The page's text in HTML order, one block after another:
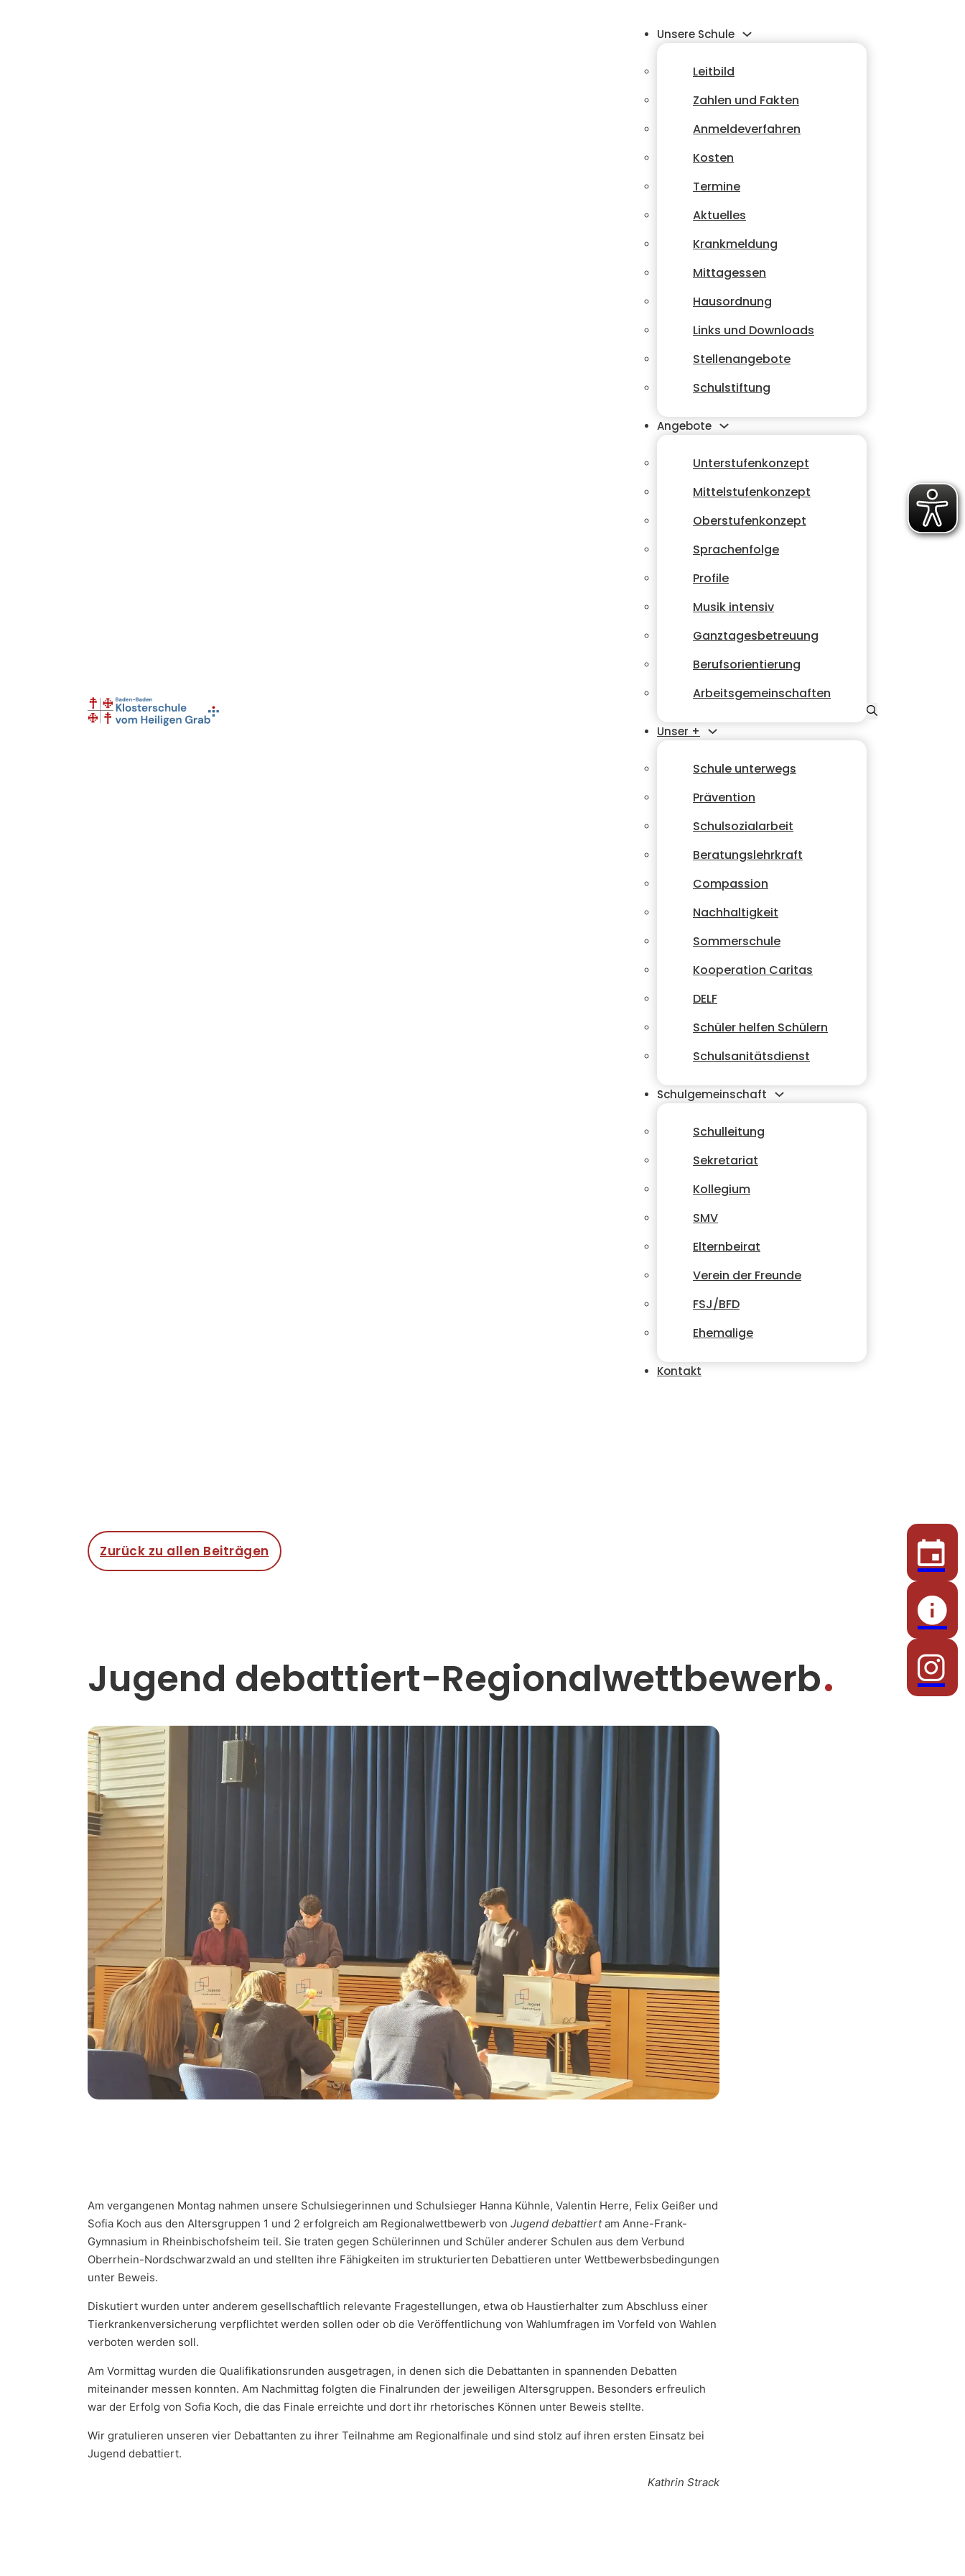
Unsere Schule
Leitbild
Zahlen und Fakten
Anmeldeverfahren
Kosten
Termine
Aktuelles
Krankmeldung
Mittagessen
Hausordnung
Links und Downloads
Stellenangebote
Schulstiftung
Angebote
Unterstufenkonzept
Mittelstufenkonzept
Oberstufenkonzept
Sprachenfolge
Profile
Musik intensiv
Ganztagesbetreuung
Berufsorientierung
Arbeitsgemeinschaften
Unser +
Schule unterwegs
Prävention
Schulsozialarbeit
Beratungslehrkraft
Compassion
Nachhaltigkeit
Sommerschule
Kooperation Caritas
DELF
Schüler helfen Schülern
Schulsanitätsdienst
Schulgemeinschaft
Schulleitung
Sekretariat
Kollegium
SMV
Elternbeirat
Verein der Freunde
FSJ/BFD
Ehemalige
Kontakt
Zurück zu allen Beiträgen
Jugend debattiert-Regionalwettbewerb
Am vergangenen Montag nahmen unsere Schulsiegerinnen und Schulsieger Hanna Kühnle, Valentin Herre, Felix Geißer und
Sofia Koch aus den Altersgruppen 1 und 2 erfolgreich am Regionalwettbewerb von Jugend debattiertam Anne-Frank-
Gymnasium in Rheinbischofsheim teil. Sie traten gegen Schülerinnen und Schüler anderer Schulen aus dem Verbund
Oberrhein-Nordschwarzwald an und stellten ihre Fähigkeiten im strukturierten Debattieren unter Wettbewerbsbedingungen
unter Beweis.
Diskutiert wurden unter anderem gesellschaftlich relevante Fragestellungen, etwa ob Haustierhalter zum Abschluss einer
Tierkrankenversicherung verpflichtet werden sollen oder ob die Veröffentlichung von Wahlumfragen im Vorfeld von Wahlen
verboten werden soll.
Am Vormittag wurden die Qualifikationsrunden ausgetragen, in denen sich die Debattanten in spannenden Debatten
miteinander messen konnten. Am Nachmittag folgten die Finalrunden der jeweiligen Altersgruppen. Besonders erfreulich
war der Erfolg von Sofia Koch, die das Finale erreichte und dort ihr rhetorisches Können unter Beweis stellte.
Wir gratulieren unseren vier Debattanten zu ihrer Teilnahme am Regionalfinale und sind stolz auf ihren ersten Einsatz bei
Jugend debattiert.
Kathrin Strack